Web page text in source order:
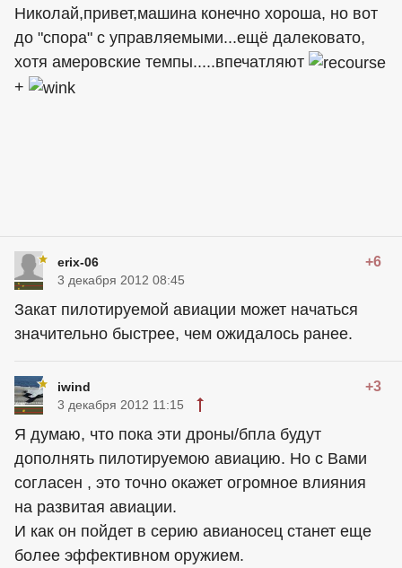
Николай,привет,машина конечно хороша, но вот
до "спора" с управляемыми...ещё далековато,
хотя амеровские темпы.....впечатляют
+
erix-06 +6
3 декабря 2012 08:45
Закат пилотируемой авиации может начаться
значительно быстрее, чем ожидалось ранее.
iwind +3
3 декабря 2012 11:15
Я думаю, что пока эти дроны/бпла будут
дополнять пилотируемою авиацию. Но с Вами
согласен , это точно окажет огромное влияния
на развитая авиации.
И как он пойдет в серию авианосец станет еще
более эффективном оружием.